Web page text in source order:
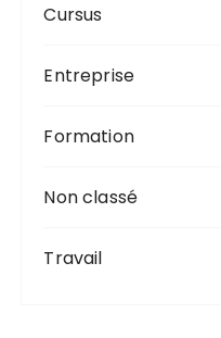
Cursus
Entreprise
Formation
Non classé
Travail